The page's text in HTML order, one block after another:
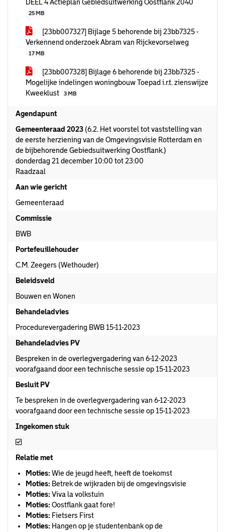
DEEL 4 Actieplan Gebiedsuitwerking Oostflank 2040
25 MB
[23bb007327] Bijlage 5 behorende bij 23bb7325 -
Verkennend onderzoek Abram van Rijckevorselweg
17 MB
[23bb007328] Bijlage 6 behorende bij 23bb7325 -
Mogelijke indelingen woningbouw Toepad i.r.t. zienswijze
Kweeklust
3 MB
Agendapunt
Gemeenteraad 2023 (6.2. Het voorstel tot vaststelling van
de eerste herziening van de Omgevingsvisie Rotterdam en
de bijbehorende Gebiedsuitwerking Oostflank.)
donderdag 21 december 10:00 tot 23:00
Raadzaal
Aan wie gericht
Gemeenteraad
Commissie
BWB
Portefeuillehouder
C.M. Zeegers (Wethouder)
Beleidsveld
Bouwen en Wonen
Behandeladvies
Procedurevergadering BWB 15-11-2023
Behandeladvies PV
Bespreken in de overlegvergadering van 6-12-2023
voorafgaand door een technische sessie op 15-11-2023
Besluit PV
Te bespreken in de overlegvergadering van 6-12-2023
voorafgaand door een technische sessie op 15-11-2023
Ingekomen stuk
Ingekomen stuk
Relatie met
Moties:Wie de jeugd heeft, heeft de toekomst
Moties: Betrek de wijkraden bij de omgevingsvisie
Moties:Viva la volkstuin
Moties:Oostflank gaat fore!
Moties: Fietsers First
Moties: Hangen op je studentenbank op de